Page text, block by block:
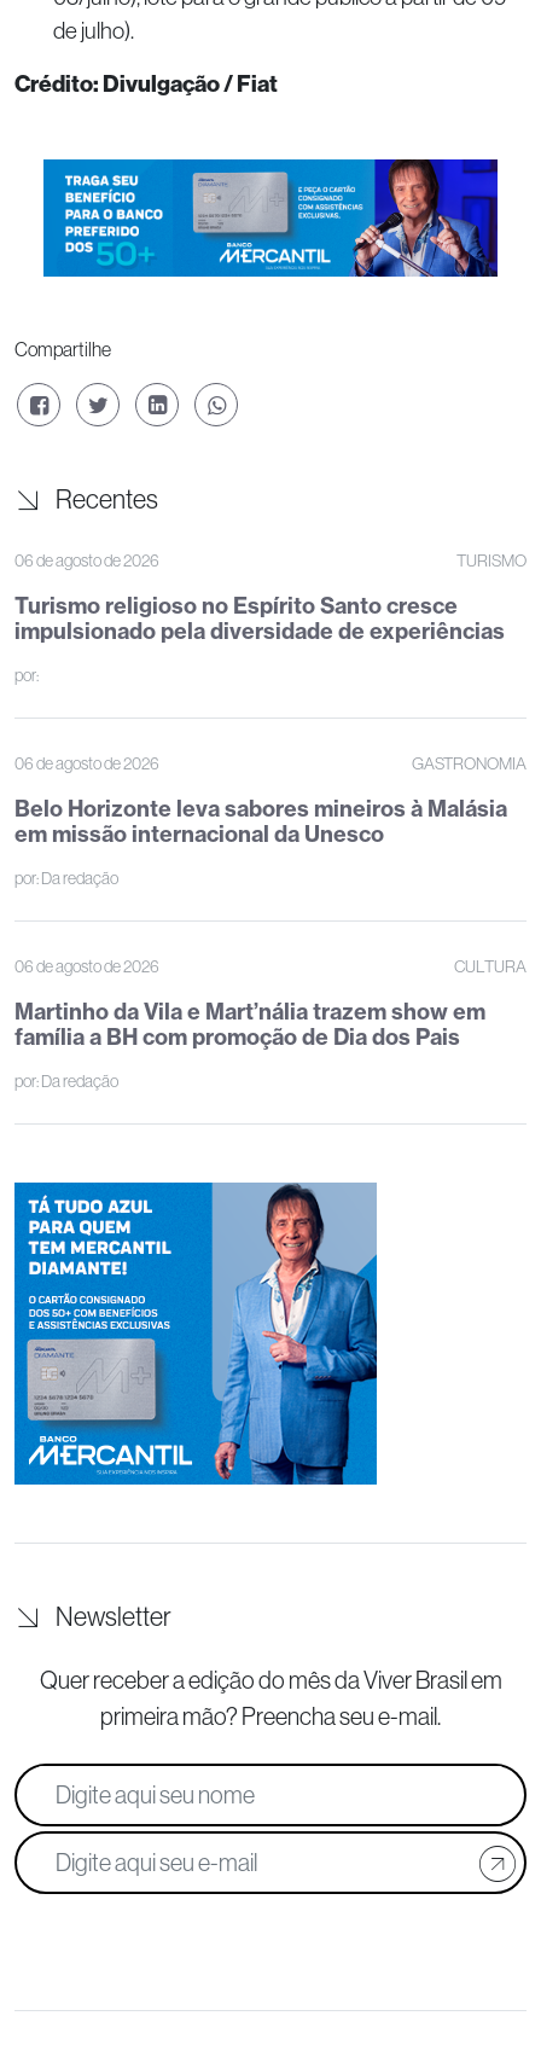
de julho).
Crédito: Divulgação / Fiat
Compartilhe
Recentes
06 de agosto de 2026 TURISMO
Turismo religioso no Espírito Santo cresce
impulsionado pela diversidade de experiências
por:
06 de agosto de 2026 GASTRONOMIA
Belo Horizonte leva sabores mineiros à Malásia
em missão internacional da Unesco
por:Da redação
06 de agosto de 2026 CULTURA
Martinho da Vila e Mart’nália trazem show em
família a BH com promoção de Dia dos Pais
por:Da redação
Newsletter
Quer receber a edição do mês da Viver Brasil em
primeira mão? Preencha seu e-mail.